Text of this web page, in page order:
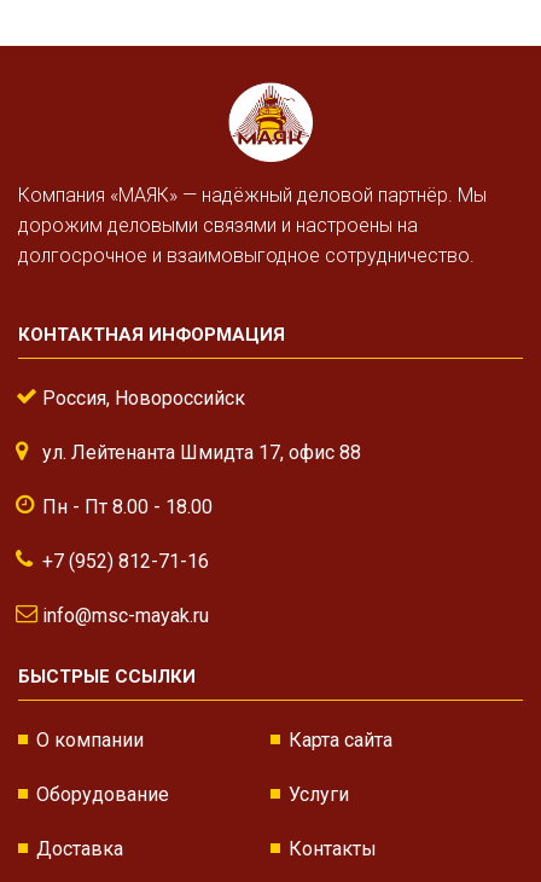
Компания «МАЯК» — надёжный деловой партнёр. Мы
дорожим деловыми связями и настроены на
долгосрочное и взаимовыгодное сотрудничество.
КОНТАКТНАЯ ИНФОРМАЦИЯ
Россия, Новороссийск
ул. Лейтенанта Шмидта 17, офис 88
Пн - Пт 8.00 - 18.00
+7 (952) 812-71-16
info@msc-mayak.ru
БЫСТРЫЕ ССЫЛКИ
О компании Карта сайта
Оборудование Услуги
Доставка Контакты